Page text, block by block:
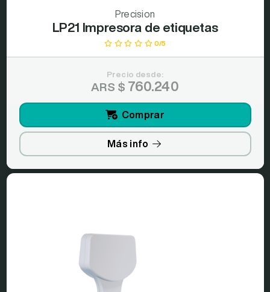
Precision
LP21 Impresora de etiquetas
0/5
Precio desde:
ARS $ 760.240
Comprar
Más info